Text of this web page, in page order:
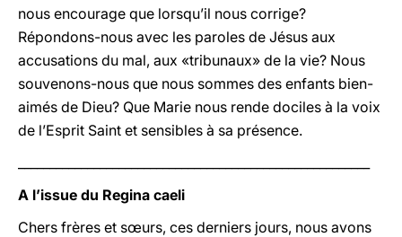
nous encourage que lorsqu’il nous corrige?
Répondons-nous avec les paroles de Jésus aux
accusations du mal, aux «tribunaux» de la vie? Nous
souvenons-nous que nous sommes des enfants bien-
aimés de Dieu? Que Marie nous rende dociles à la voix
de l’Esprit Saint et sensibles à sa présence.
A l’issue du Regina caeli
Chers frères et sœurs, ces derniers jours, nous avons